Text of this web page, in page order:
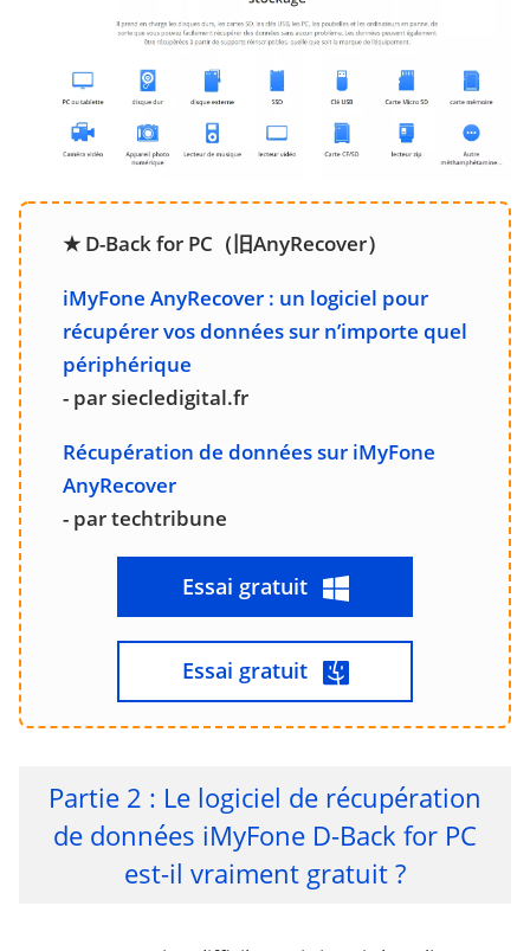
★ D-Back for PC（旧AnyRecover）
iMyFone AnyRecover : un logiciel pour
récupérer vos données sur n’importe quel
périphérique
- par siecledigital.fr
Récupération de données sur iMyFone
AnyRecover
- par techtribune
Essai gratuit
Essai gratuit
Partie 2 : Le logiciel de récupération
de données iMyFone D-Back for PC
est-il vraiment gratuit ?